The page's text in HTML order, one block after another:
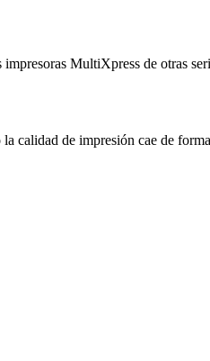
MultiXpress de otras
calidad de impresión cae de